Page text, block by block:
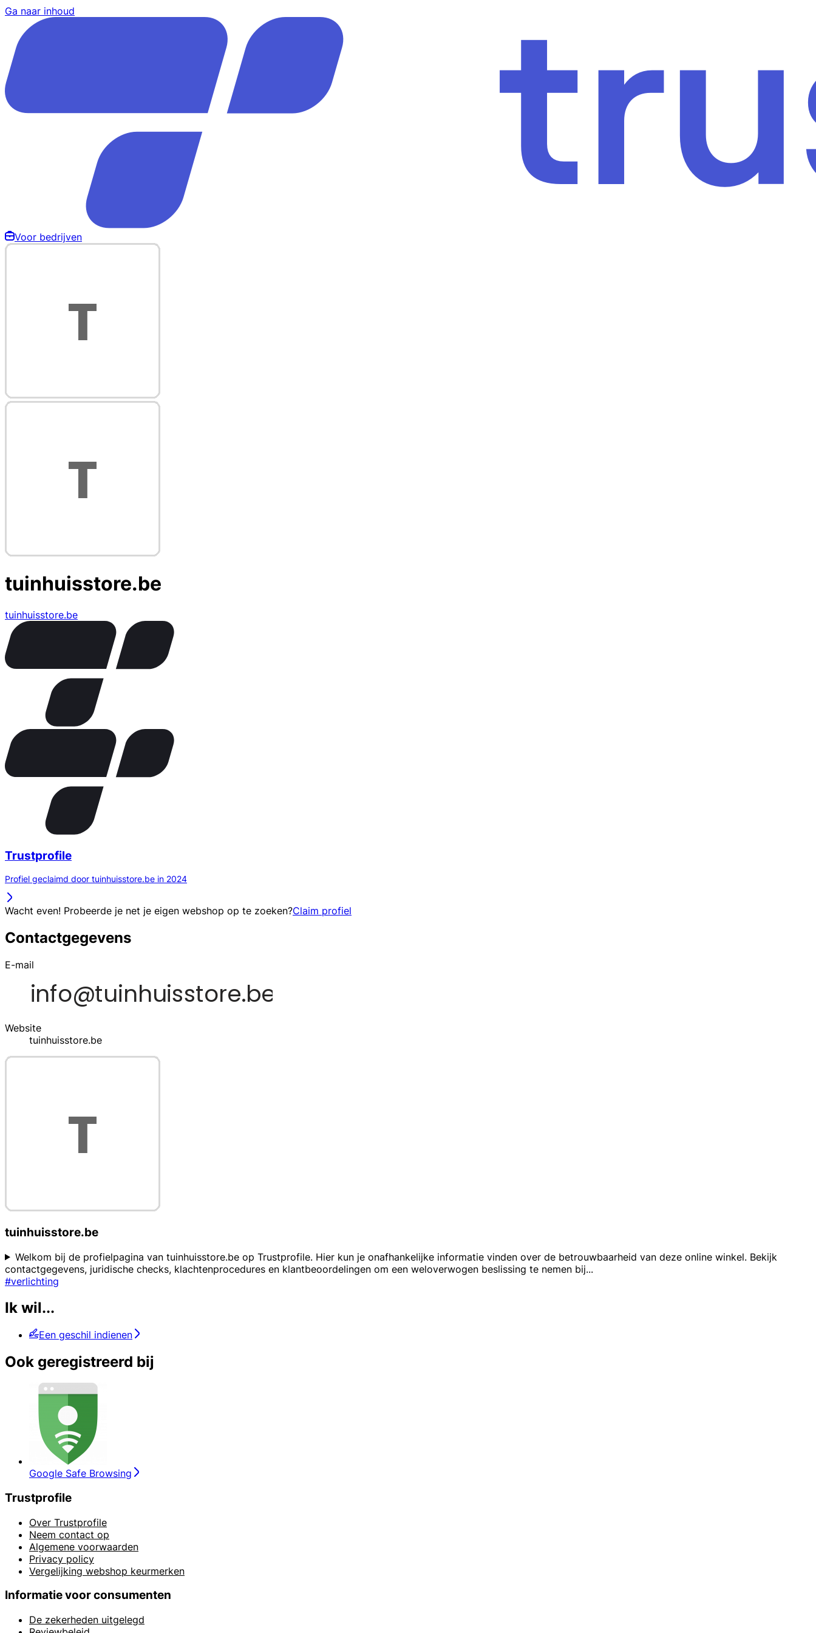
Ga naar inhoud
Voor bedrijven
tuinhuisstore.be
tuinhuisstore.be
Trustprofile
Profiel geclaimd door tuinhuisstore.be in 2024
Wacht even! Probeerde je net je eigen webshop op te zoeken?Claim profiel
Contactgegevens
E-mail
Website
tuinhuisstore.be
tuinhuisstore.be
Welkom bij de profielpagina van tuinhuisstore.be op Trustprofile. Hier kun je onafhankelijke informatie vinden over de betrouwbaarheid van deze online winkel. Bekijk
contactgegevens, juridische checks, klachtenprocedures en klantbeoordelingen om een weloverwogen beslissing te nemen bij...
#verlichting
Ik wil...
Een geschil indienen
Ook geregistreerd bij
Google Safe Browsing
Trustprofile
Over Trustprofile
Neem contact op
Algemene voorwaarden
Privacy policy
Vergelijking webshop keurmerken
Informatie voor consumenten
De zekerheden uitgelegd